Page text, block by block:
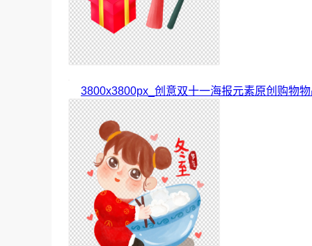
3800x3800px_创意双十一海报元素原创购物